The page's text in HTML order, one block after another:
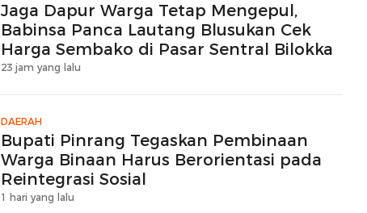
Jaga Dapur Warga Tetap Mengepul,
Babinsa Panca Lautang Blusukan Cek
Harga Sembako di Pasar Sentral Bilokka
23 jam yang lalu
DAERAH
Bupati Pinrang Tegaskan Pembinaan
Warga Binaan Harus Berorientasi pada
Reintegrasi Sosial
1 hari yang lalu